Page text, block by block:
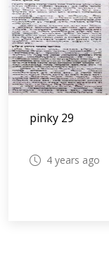
pinky 29
4 years ago